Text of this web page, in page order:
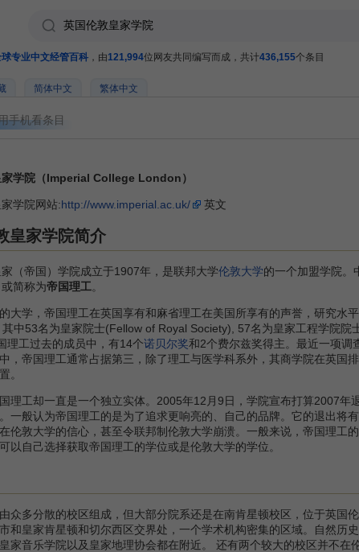
球专业中文经管百科 ，由121,994位网友共同编写而成，共计436,155个条目
简体中文 繁体中文
手机看条目
学院（Imperial College London）
学院网站:http://www.imperial.ac.uk/ 英文
皇家学院简介
帝国）学院成立于1907年，是联邦大学伦敦大学的一个加盟学院。
或简称为帝国理工。
学，帝国理工在英国享有和麻省理工在美国所享有的声誉，研究水
中53名为皇家院士(Fellow of Royal Society), 57名为皇家工程学院院
理工过去的成员中，有14个诺贝尔奖和2个费尔兹奖得主。最近一项调
，帝国理工通常占据第三，除了理工与医学科系外，其商学院在英国
。
工却一直是一个独立实体。2005年12月9日，学院宣布打算2007年
一般认为帝国理工的是为了追求更响亮的、自己的品牌。它的退出将
伦敦大学的信心，甚至令联邦制伦敦大学崩溃。一般来说，帝国理工
以自己选择获取帝国理工的学位或是伦敦大学的学位。
多分散的校区组成，但大部分院系还是在南肯星顿校区，位于英国
和皇家肯星顿和切尔西区交界处，一个学术机构密集的区域。自然历
家音乐学院以及皇家地理协会都在附近。 还有两个较大的校区并不在